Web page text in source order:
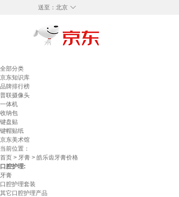
◇
送至： 北京
全部分类
京东知识库
品牌排行榜
普联摄像头
一体机
收纳包
键盘贴
键帽贴纸
京东美术馆
当前位置：
首页 > 牙膏 > 皓乐齿牙膏价格
口腔护理:
牙膏
口腔护理套装
其它口腔护理产品